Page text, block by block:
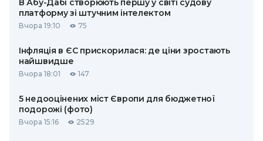
В Абу-Дабі створюють першу у світі судову
платформу зі штучним інтелектом
Вчора 19:10 75
Інфляція в ЄС прискорилася: де ціни зростають
найшвидше
Вчора 18:01 147
5 недооцінених міст Європи для бюджетної
подорожі (фото)
Вчора 15:16 2529